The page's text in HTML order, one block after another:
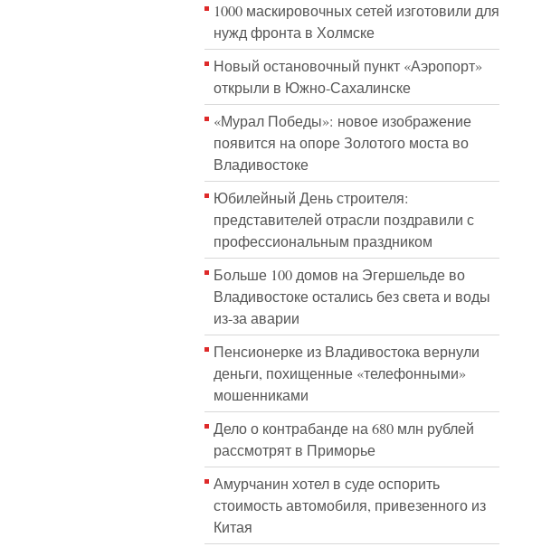
1000 маскировочных сетей изготовили для
нужд фронта в Холмске
Новый остановочный пункт «Аэропорт»
открыли в Южно-Сахалинске
«Мурал Победы»: новое изображение
появится на опоре Золотого моста во
Владивостоке
Юбилейный День строителя:
представителей отрасли поздравили с
профессиональным праздником
Больше 100 домов на Эгершельде во
Владивостоке остались без света и воды
из-за аварии
Пенсионерке из Владивостока вернули
деньги, похищенные «телефонными»
мошенниками
Дело о контрабанде на 680 млн рублей
рассмотрят в Приморье
Амурчанин хотел в суде оспорить
стоимость автомобиля, привезенного из
Китая